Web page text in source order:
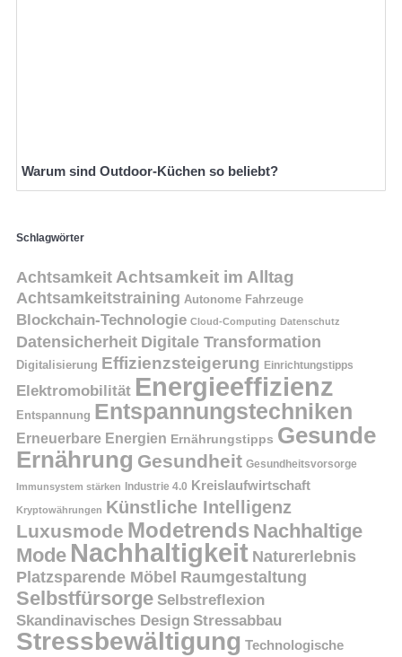
Warum sind Outdoor-Küchen so beliebt?
Schlagwörter
AchtsamkeitAchtsamkeit im Alltag
Achtsamkeitstraining Autonome Fahrzeuge
Blockchain-Technologie Cloud-Computing Datenschutz
Datensicherheit Digitale Transformation
Digitalisierung Effizienzsteigerung Einrichtungstipps
Elektromobilität Energieeffizienz
Entspannung Entspannungstechniken
Erneuerbare Energien Ernährungstipps Gesunde
Ernährung Gesundheit Gesundheitsvorsorge
Immunsystem stärken Industrie 4.0 Kreislaufwirtschaft
Kryptowährungen Künstliche Intelligenz
Luxusmode Modetrends Nachhaltige
Mode Nachhaltigkeit Naturerlebnis
Platzsparende Möbel Raumgestaltung
Selbstfürsorge Selbstreflexion
Skandinavisches Design Stressabbau
Stressbewältigung Technologische